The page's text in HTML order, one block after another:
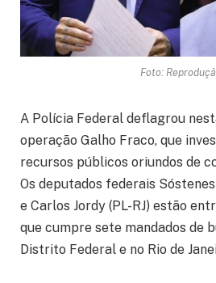
Foto:
A Polícia Federal deflagrou
operação Galho Fraco, que
recursos públicos oriundos de
Os deputados federais
e Carlos Jordy (PL-RJ) estão
que cumpre sete mandados de
Distrito Federal e no Rio de